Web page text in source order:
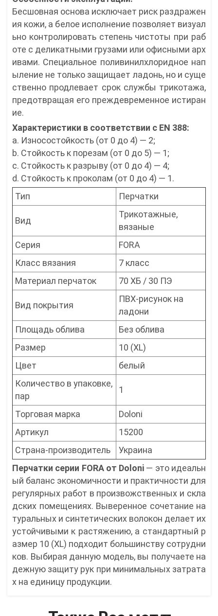
Бесшовная основа исключает риск раздражен
ия кожи, а белое исполнение позволяет визуал
ьно контролировать степень чистоты при раб
оте с деликатными грузами или офисными арх
ивами. Специальное поливинилхлоридное нап
ыление не только защищает ладонь, но и суще
ственно продлевает срок службы трикотажа,
предотвращая его преждевременное истиран
ие.
Характеристики в соответствии с EN 388:
a. Износостойкость (от 0 до 4) — 2;
b. Стойкость к порезам (от 0 до 5) — 1;
c. Стойкость к разрыву (от 0 до 4) — 4;
d. Стойкость к проколам (от 0 до 4) — 1.
Тип
Перчатки
Вид
Трикотажные,
вязаные
Серия
FORA
Класс вязания
7 класс
Материал перчаток
70 ХБ / 30 ПЭ
Вид покрытия
ПВХ-рисунок на
ладони
Площадь облива
Без облива
Размер
10 (XL)
Цвет
белый
Количество в упаковке,
пар
1
Торговая марка
Doloni
Артикул
15200
Страна-производитель
Украина
Перчатки серии FORA от Doloni — это идеальн
ый баланс экономичности и практичности для
регулярных работ в произвожственных и скла
дских помещениях. Выверенное сочетание на
туральных и синтетических волокон делает их
устойчивыми к растяжению, а стандартный р
азмер 10 (XL) подходит большинству сотрудни
ков. Выбирая данную модель, вы получаете на
дежную защиту рук при минимальных затрата
х на единицу продукции.